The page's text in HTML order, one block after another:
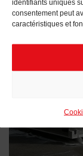
identifiants uniques
consentement peut
caractéristiques et